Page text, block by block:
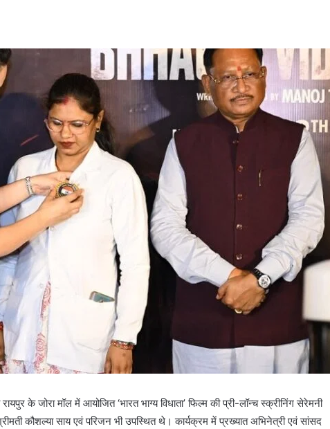
के जोरा मॉल में आयोजित ‘भारत भाग्य विधाता’ फिल्म की प्री-लॉन्च स्क्रीनिंग सेरेमनी
कौशल्या साय एवं परिजन भी उपस्थित थे। कार्यक्रम में प्रख्यात अभिनेत्री एवं सांसद